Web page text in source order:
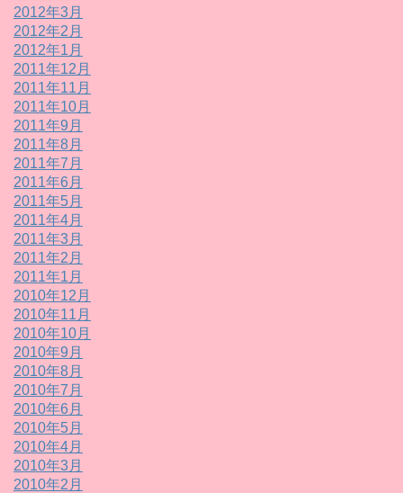
2012年3月
2012年2月
2012年1月
2011年12月
2011年11月
2011年10月
2011年9月
2011年8月
2011年7月
2011年6月
2011年5月
2011年4月
2011年3月
2011年2月
2011年1月
2010年12月
2010年11月
2010年10月
2010年9月
2010年8月
2010年7月
2010年6月
2010年5月
2010年4月
2010年3月
2010年2月